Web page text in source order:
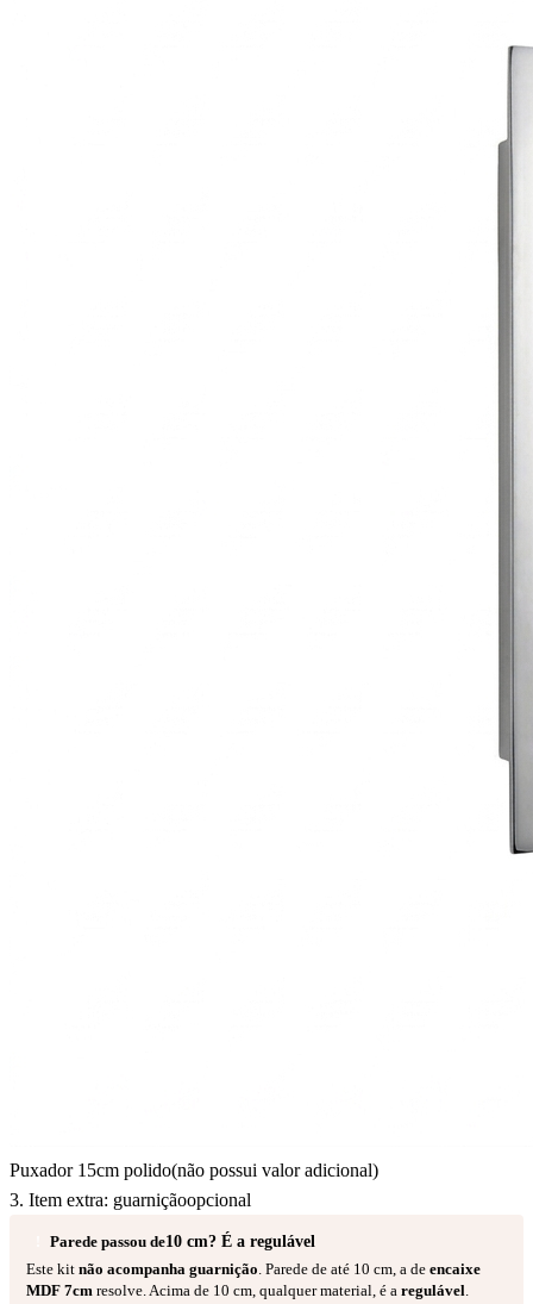
Puxador 15cm polido(não possui valor adicional)
3. Item extra: guarniçãoopcional
Parede passou de10 cm? É a regulável
Este kit não acompanha guarnição. Parede de até 10 cm, a de encaixe
MDF 7cm resolve. Acima de 10 cm, qualquer material, é a regulável.